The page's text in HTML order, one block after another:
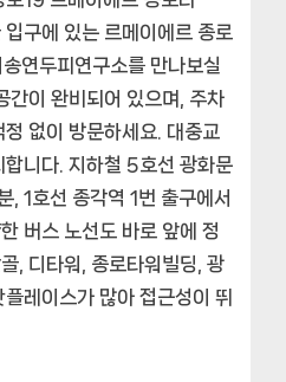
구에 있는 르메이에르 종로
연두피연구소를 만나보실
간이 완비 되어 있으며, 주차
없이 방문하세요. 대중교
합니다. 지하철 5호선 광화문
, 1호선 종각역 1번 출구에서
버스 노선도 바로 앞에 정
, 디타워, 종로타워빌딩, 광
레이스가 많아 접근성이 뛰